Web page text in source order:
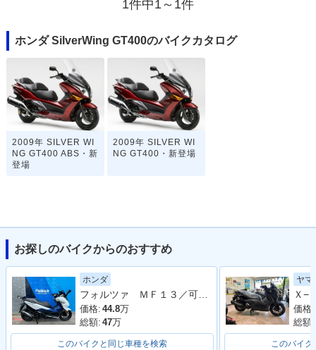
1件中1～1件
ホンダ SilverWing GT400のバイクカタログ
2009年 SILVER WI
NG GT400 ABS・新
登場
2009年 SILVER WI
NG GT400・新登場
お探しのバイクからのおすすめ
ホンダ
フォルツァ ＭＦ１３／可動式スクリーン／フルＬＥＤ／ＥＴＣ付き／グリップヒーター
価格: 44.8万
総額: 47万
このバイクと同じ車種を検索
ヤマ
価格:
総額:
このバイク